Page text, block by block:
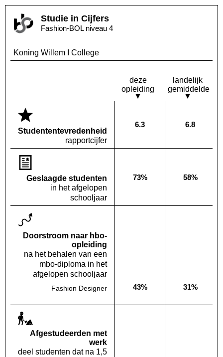
Studie in Cijfers
Fashion-BOL niveau 4
Koning Willem I College
deze
opleiding
landelijk
gemiddelde
Studenten­tevredenheid
rapportcijfer
Deze opleiding:
6.3 Landelijk
6.8
Geslaagde studenten
in het afgelopen
schooljaar
Deze opleiding:
73% Landelijk
58%
Doorstroom naar hbo-
opleiding
na het behalen van een
mbo-diploma in het
afgelopen schooljaar
Fashion Designer Deze opleiding:
43% Landelijk
31%
Af­gestudeerden met
werk
deel studenten dat na 1,5